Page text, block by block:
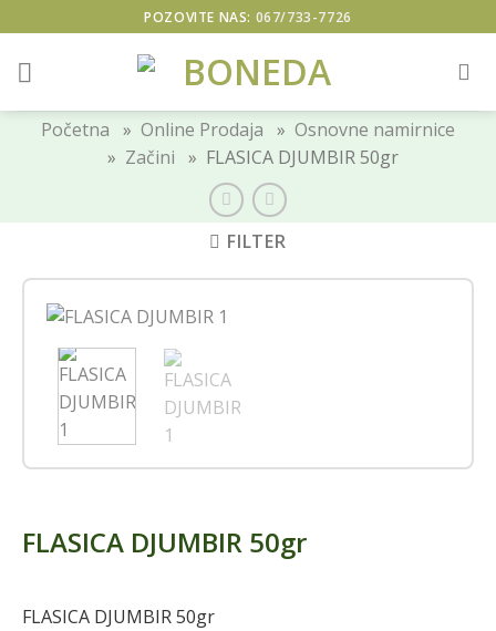
to
content
POZOVITE NAS: 067/733-7726
Početna » Online Prodaja » Osnovne namirnice
» Začini » FLASICA DJUMBIR 50gr
FILTER
FLASICA DJUMBIR 50gr
FLASICA DJUMBIR 50gr